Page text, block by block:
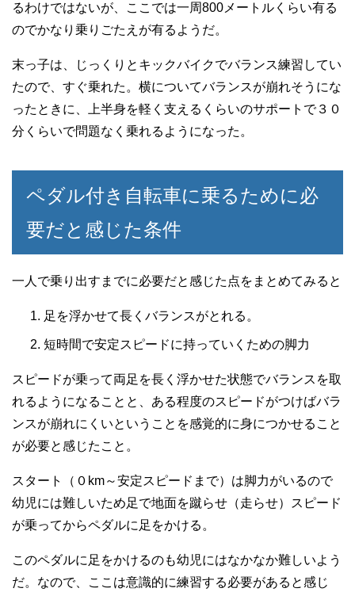
るわけではないが、ここでは一周800メートルくらい有る
のでかなり乗りごたえが有るようだ。
末っ子は、じっくりとキックバイクでバランス練習してい
たので、すぐ乗れた。横についてバランスが崩れそうにな
ったときに、上半身を軽く支えるくらいのサポートで３０
分くらいで問題なく乗れるようになった。
ペダル付き自転車に乗るために必
要だと感じた条件
一人で乗り出すまでに必要だと感じた点をまとめてみると
足を浮かせて長くバランスがとれる。
短時間で安定スピードに持っていくための脚力
スピードが乗って両足を長く浮かせた状態でバランスを取
れるようになることと、ある程度のスピードがつけばバラ
ンスが崩れにくいということを感覚的に身につかせること
が必要と感じたこと。
スタート（０km～安定スピードまで）は脚力がいるので
幼児には難しいため足で地面を蹴らせ（走らせ）スピード
が乗ってからペダルに足をかける。
このペダルに足をかけるのも幼児にはなかなか難しいよう
だ。なので、ここは意識的に練習する必要があると感じ